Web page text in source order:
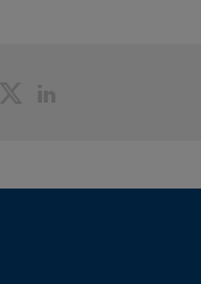
ShareShare